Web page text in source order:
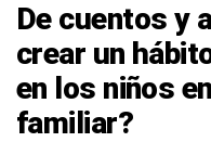
De cuentos y
crear un
en los niños
familiar?